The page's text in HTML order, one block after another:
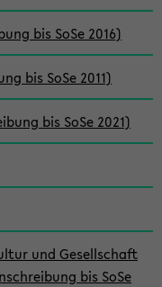
bis SoSe 2016)
bis SoSe 2011)
bis SoSe 2021)
und Gesellschaft
bis SoSe